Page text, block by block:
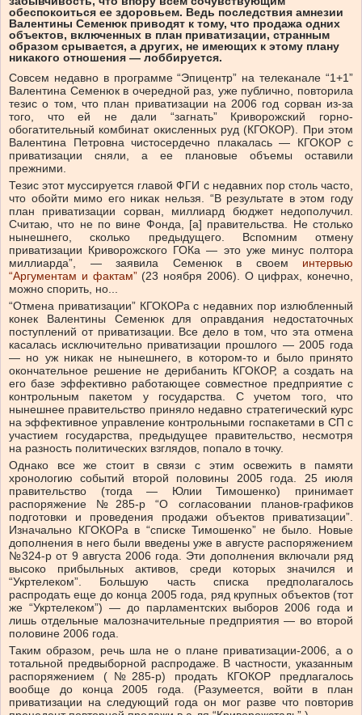
обеспокоиться ее здоровьем. Ведь последствия амнезии
Валентины Семенюк приводят к тому, что продажа одних
объектов, включенных в план приватизации, странным
образом срывается, а других, не имеющих к этому плану
никакого отношения — лоббируется.
Совсем недавно в программе “Эпицентр” на телеканале “1+1”
Валентина Семенюк в очередной раз, уже публично, повторила
тезис о том, что план приватизации на 2006 год сорван из-за
того, что ей не дали “загнать” Криворожский горно-
обогатительный комбинат окисленных руд (КГОКОР). При этом
Валентина Петровна чистосердечно плакалась — КГОКОР с
приватизации сняли, а ее плановые объемы оставили
прежними.
Тезис этот муссируется главой ФГИ с недавних пор столь часто,
что обойти мимо его никак нельзя. “В результате в этом году
план приватизации сорван, миллиард бюджет недополучил.
Считаю, что не по вине Фонда, [а] правительства. Не столько
нынешнего, сколько предыдущего. Вспомним отмену
приватизации Криворожского ГОКа — это уже минус полтора
миллиарда”, — заявила Семенюк в своем интервью
“Аргументам и фактам”(23 ноября 2006). О цифрах, конечно,
можно спорить, но...
“Отмена приватизации” КГОКОРа с недавних пор излюбленный
конек Валентины Семенюк для оправдания недостаточных
поступлений от приватизации. Все дело в том, что эта отмена
касалась исключительно приватизации прошлого — 2005 года
— но уж никак не нынешнего, в котором-то и было принято
окончательное решение не дерибанить КГОКОР, а создать на
его базе эффективно работающее совместное предприятие с
контрольным пакетом у государства. С учетом того, что
нынешнее правительство приняло недавно стратегический курс
на эффективное управление контрольными госпакетами в СП с
участием государства, предыдущее правительство, несмотря
на разность политических взглядов, попало в точку.
Однако все же стоит в связи с этим освежить в памяти
хронологию событий второй половины 2005 года. 25 июля
правительство (тогда — Юлии Тимошенко) принимает
распоряжение №285-р “О согласовании планов-графиков
подготовки и проведения продажи объектов приватизации”.
Изначально КГОКОРа в “списке Тимошенко” не было. Новые
дополнения в него были введены уже в августе распоряжением
№324-р от 9 августа 2006 года. Эти дополнения включали ряд
высоко прибыльных активов, среди которых значился и
“Укртелеком”. Большую часть списка предполагалось
распродать еще до конца 2005 года, ряд крупных объектов (тот
же “Укртелеком”) — до парламентских выборов 2006 года и
лишь отдельные малозначительные предприятия — во второй
половине 2006 года.
Таким образом, речь шла не о плане приватизации-2006, а о
тотальной предвыборной распродаже. В частности, указанным
распоряжением (№285-р) продать КГОКОР предлагалось
вообще до конца 2005 года. (Разумеется, войти в план
приватизации на следующий года он мог разве что повторив